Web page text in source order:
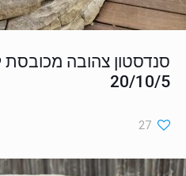
סנדסטון צהובה מכובסת
20/10/5
27